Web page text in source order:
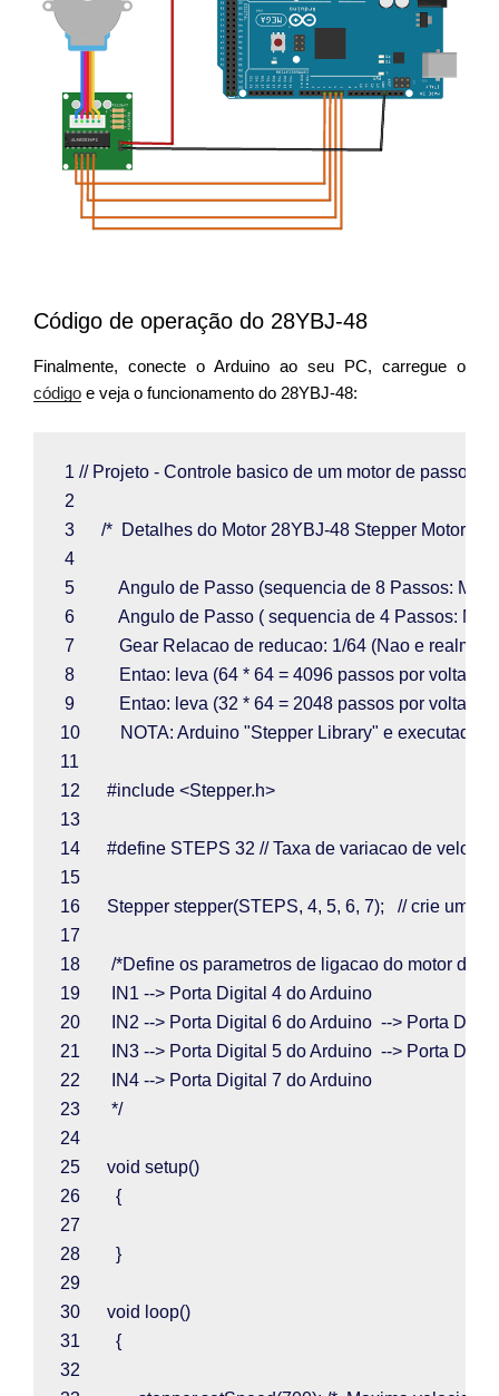
Código de operação do 28YBJ-48
Finalmente, conecte o Arduino ao seu PC, carregue o
código e veja o funcionamento do 28YBJ-48:
1 // Projeto - Controle basico de um motor de passo
2
3 /*  Detalhes do Motor 28YBJ-48 Stepper Motor
4
5 Angulo de Passo (sequencia de 8 Passos:
6 Angulo de Passo ( sequencia de 4 Passos:
7 Gear Relacao de reducao: 1/64 (Nao e
8
Entao: leva (64 * 64 = 4096 passos por volta
9
Entao: leva (32 * 64 = 2048 passos por volta
10
NOTA: Arduino "Stepper Library" e executado
11
12 #include <Stepper.h>
13
14 #define STEPS 32 // Taxa de variacao de
15
16 Stepper stepper(STEPS, 4, 5, 6, 7); // crie um
17
18 /*Define os parametros de ligacao do motor de
19
IN1 --> Porta Digital 4 do Arduino
20
IN2 --> Porta Digital 6 do Arduino  --> Porta
21
IN3 --> Porta Digital 5 do Arduino  --> Porta
22
IN4 --> Porta Digital 7 do Arduino
23 */
24
25 void setup()
26 {
27
28 }
29
30 void loop()
31 {
32